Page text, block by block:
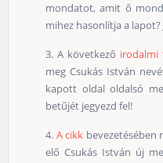
mondatot, amit ő
mihez hasonlítja a
3. A következő irodalmi
meg Csukás István
kapott oldal oldalsó
betűjét jegyezd fel!
4. A cikk bevezetésében
elő Csukás István új